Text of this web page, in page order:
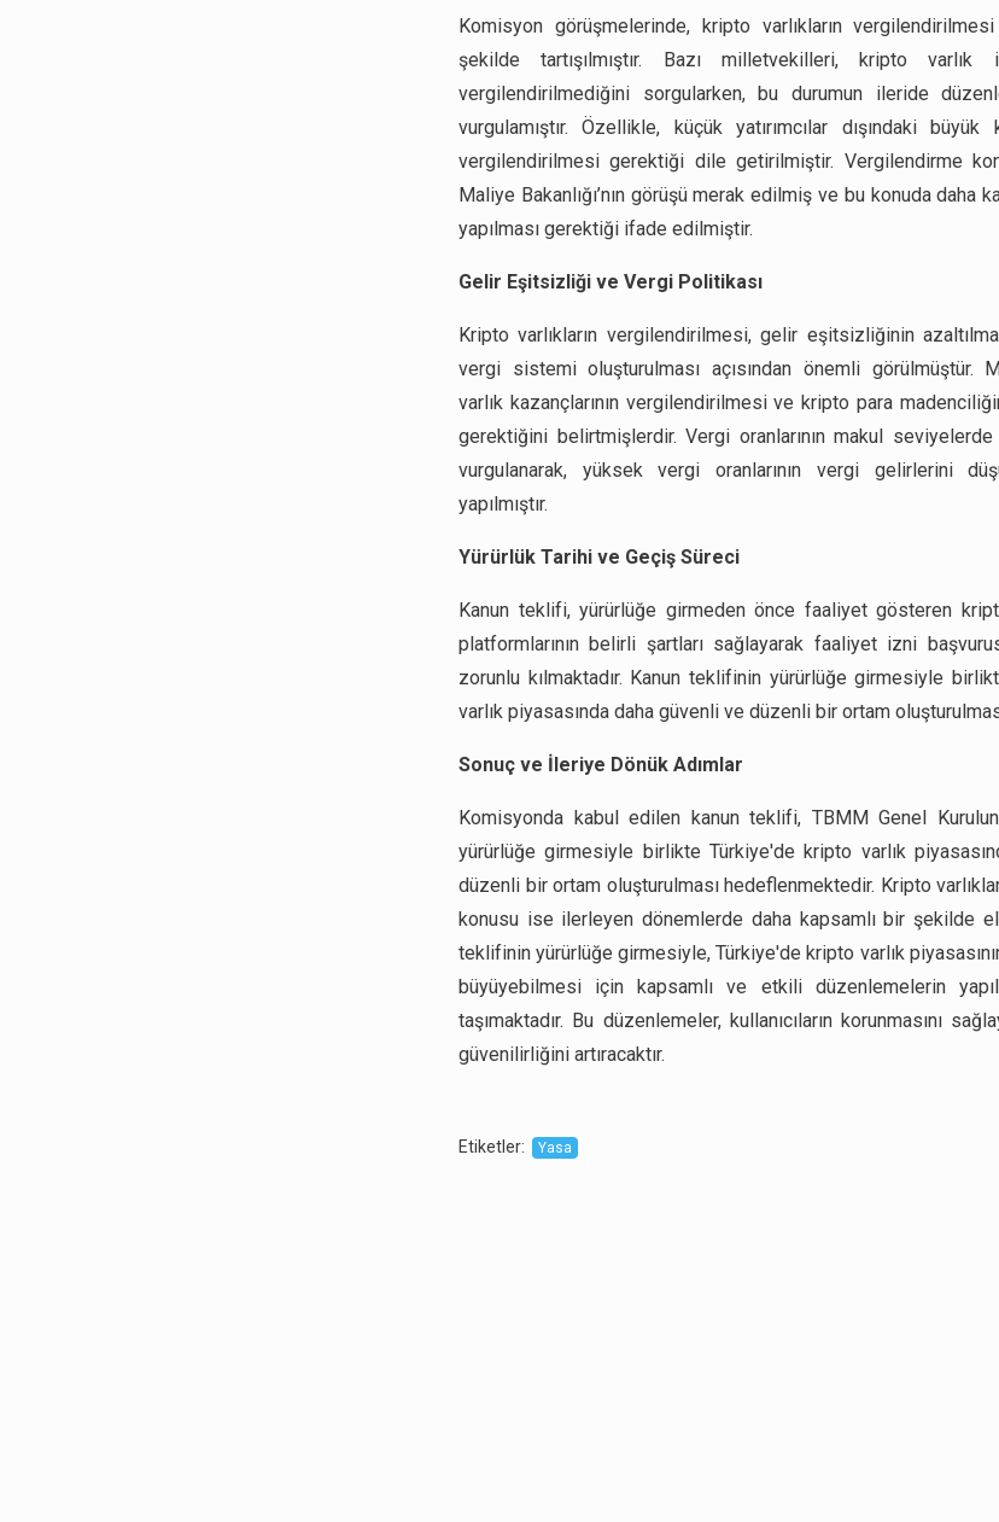
Komisyon görüşmelerinde, kripto varlıkların
şekilde tartışılmıştır. Bazı milletvekilleri, kripto varlık
vergilendirilmediğini sorgularken, bu durumun ileride
vurgulamıştır. Özellikle, küçük yatırımcılar dışındaki
vergilendirilmesi gerektiği dile getirilmiştir. Vergilendirme
Maliye Bakanlığı’nın görüşü merak edilmiş ve bu konuda daha
yapılması gerektiği ifade edilmiştir.
Gelir Eşitsizliği ve Vergi Politikası
Kripto varlıkların vergilendirilmesi, gelir eşitsizliğinin
vergi sistemi oluşturulması açısından önemli görülmüştür.
varlık kazançlarının vergilendirilmesi ve kripto para
gerektiğini belirtmişlerdir. Vergi oranlarının makul
vurgulanarak, yüksek vergi oranlarının vergi gelirlerini
yapılmıştır.
Yürürlük Tarihi ve Geçiş Süreci
Kanun teklifi, yürürlüğe girmeden önce faaliyet gösteren
platformlarının belirli şartları sağlayarak faaliyet izni
zorunlu kılmaktadır. Kanun teklifinin yürürlüğe girmesiyle
varlık piyasasında daha güvenli ve düzenli bir ortam
Sonuç ve İleriye Dönük Adımlar
Komisyonda kabul edilen kanun teklifi, TBMM Genel
yürürlüğe girmesiyle birlikte Türkiye'de kripto varlık
düzenli bir ortam oluşturulması hedeflenmektedir. Kripto
konusu ise ilerleyen dönemlerde daha kapsamlı bir şekilde
teklifinin yürürlüğe girmesiyle, Türkiye'de kripto varlık
büyüyebilmesi için kapsamlı ve etkili düzenlemelerin
taşımaktadır. Bu düzenlemeler, kullanıcıların korunmasını
güvenilirliğini artıracaktır.
Etiketler: Yasa